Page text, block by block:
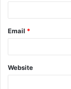
Email *
Website